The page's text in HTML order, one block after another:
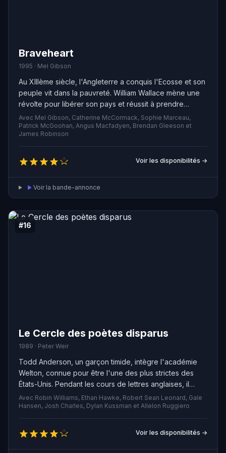
Braveheart
1995 · Mel Gibson
Au XIIIème siècle, l'Angleterre a conquis l'Ecosse et son
peuple vit dans la pauvreté. William Wallace mène une
révolte pour libérer son pays et réussit à prendre
possession de plusieurs châteaux. Malheureusement,
les nobles écossais ne soutiennent pas la cause de leur
héros et le trahissent à deux reprises…
Avec Mel Gibson, Catherine McCormack, Sophie Marceau,
Patrick McGoohan, Angus Macfadyen, Brendan Gleeson et
James Robinson
Voir les disponibilités →
Voir la bande-annonce
#16
Le Cercle des poètes disparus
1989 · Peter Weir
Todd Anderson, un garçon timide, intègre l'académie
Welton, connue pour être l'une des plus strictes des
États-Unis. Pendant les cours de lettres anglaises, il
rencontre M. Keating, un professeur qui enseigne d'une
manière différente, en encourageant ses élèves à
penser par eux-mêmes et à briser les conventions
sociales. Cette rencontre change non seulement la vie
de Todd, mais aussi celle de ses amis.
Avec Robin Williams, Ethan Hawke, Robert Sean Leonard, Gale
Hansen, Josh Charles, Dylan Kussman et Allelon Ruggiero
Voir les disponibilités →